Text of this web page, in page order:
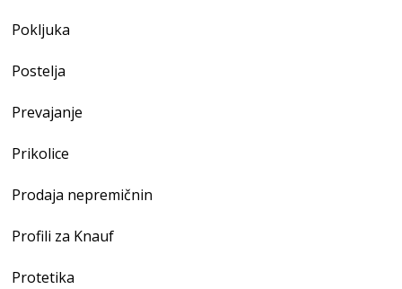
Pokljuka
Postelja
Prevajanje
Prikolice
Prodaja nepremičnin
Profili za Knauf
Protetika